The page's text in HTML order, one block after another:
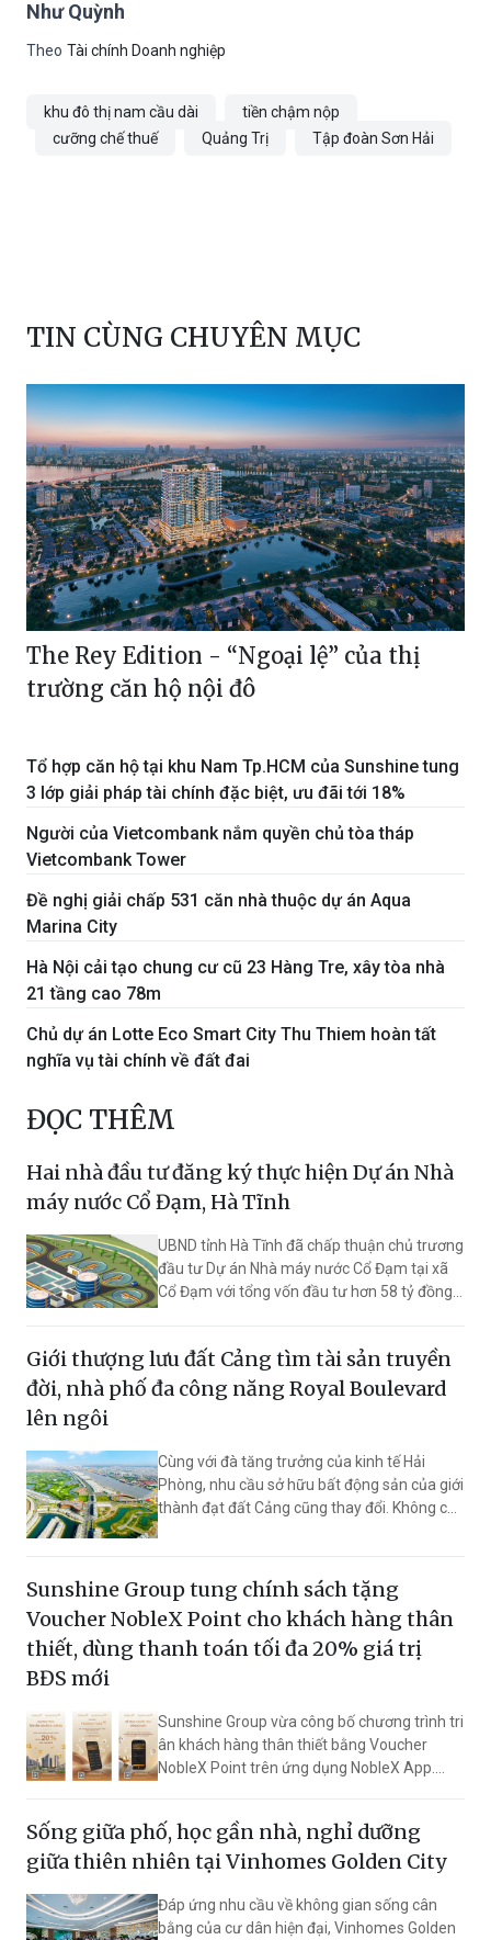
Như Quỳnh
Theo Tài chính Doanh nghiệp
khu đô thị nam cầu dài
tiền chậm nộp
cưỡng chế thuế
Quảng Trị Tập đoàn Sơn Hải
TIN CÙNG CHUYÊN MỤC
The Rey Edition - “Ngoại lệ” của thị
trường căn hộ nội đô
Tổ hợp căn hộ tại khu Nam Tp.HCM của Sunshine tung
3 lớp giải pháp tài chính đặc biệt, ưu đãi tới 18%
Người của Vietcombank nắm quyền chủ tòa tháp
Vietcombank Tower
Đề nghị giải chấp 531 căn nhà thuộc dự án Aqua
Marina City
Hà Nội cải tạo chung cư cũ 23 Hàng Tre, xây tòa nhà
21 tầng cao 78m
Chủ dự án Lotte Eco Smart City Thu Thiem hoàn tất
nghĩa vụ tài chính về đất đai
ĐỌC THÊM
Hai nhà đầu tư đăng ký thực hiện Dự án Nhà
máy nước Cổ Đạm, Hà Tĩnh
UBND tỉnh Hà Tĩnh đã chấp thuận chủ trương
đầu tư Dự án Nhà máy nước Cổ Đạm tại xã
Cổ Đạm với tổng vốn đầu tư hơn 58 tỷ đồng,
triển kinh tế - xã hội địa phương.
Giới thượng lưu đất Cảng tìm tài sản truyền
đời, nhà phố đa công năng Royal Boulevard
lên ngôi
Cùng với đà tăng trưởng của kinh tế Hải
Phòng, nhu cầu sở hữu bất động sản của giới
thành đạt đất Cảng cũng thay đổi. Không chỉ
thế hệ kế cận. Royal Boulevard (Vinhomes
Royal Island) là dòng nhà phố đa công năng
đáp ứng đồng thời những mục tiêu này.
Sunshine Group tung chính sách tặng
Voucher NobleX Point cho khách hàng thân
thiết, dùng thanh toán tối đa 20% giá trị
BĐS mới
Sunshine Group vừa công bố chương trình tri
ân khách hàng thân thiết bằng Voucher
NobleX Point trên ứng dụng NobleX App.
đa 20% giá trị BĐS mới tuỳ từng nhóm dự án.
Sống giữa phố, học gần nhà, nghỉ dưỡng
giữa thiên nhiên tại Vinhomes Golden City
Đáp ứng nhu cầu về không gian sống cân
bằng của cư dân hiện đại, Vinhomes Golden